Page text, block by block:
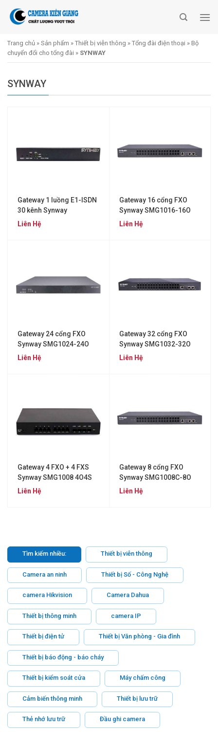
Trang chủ » Sản phẩm » Thiết bị viễn thông » Tổng đài điện thoại » Bộ
chuyển đổi cho tổng đài » SYNWAY
SYNWAY
Gateway 1 luồng E1-ISDN
30 kênh Synway
SMG2030L
Liên Hệ
Gateway 16 cổng FXO
Synway SMG1016-16O
Liên Hệ
Gateway 24 cổng FXO
Synway SMG1024-24O
Liên Hệ
Gateway 32 cổng FXO
Synway SMG1032-32O
Liên Hệ
Gateway 4 FXO + 4 FXS
Synway SMG1008 4O4S
Liên Hệ
Gateway 8 cổng FXO
Synway SMG1008C-8O
Liên Hệ
Tìm kiếm nhiều: Thiết bị viễn thông
Camera an ninh Thiết bị Số - Công Nghệ
camera Hikvision Camera Dahua
Thiết bị thông minh camera IP
Thiết bị điện tử Thiết bị Văn phòng - Gia đình
Thiết bị báo động - báo cháy
Thiết bị kiểm soát cửa Máy chấm công
Cảm biến thông minh Thiết bị lưu trữ
Thẻ nhớ lưu trữ Đầu ghi camera